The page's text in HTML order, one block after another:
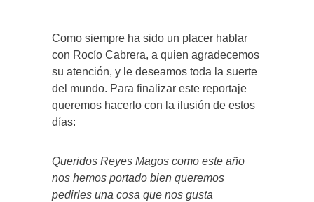
Como siempre ha sido un placer hablar
con Rocío Cabrera, a quien agradecemos
su atención, y le deseamos toda la suerte
del mundo. Para finalizar este reportaje
queremos hacerlo con la ilusión de estos
días:
Queridos Reyes Magos como este año
nos hemos portado bien queremos
pedirles una cosa que nos gusta